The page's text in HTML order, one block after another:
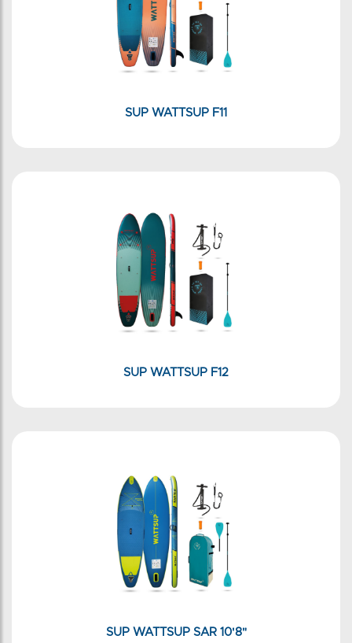
SUP WATTSUP F11
SUP WATTSUP F12
SUP WATTSUP SAR 10'8"